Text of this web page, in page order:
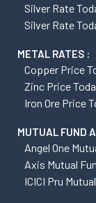
Silver Rate
Silver Rate
METAL RATES :
Copper Price
Zinc Price
Iron Ore Price
MUTUAL FUND
Angel One
Axis Mutual
ICICI Pru